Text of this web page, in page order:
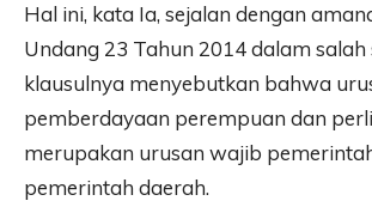
Hal ini, kata Ia, sejalan dengan
Undang 23 Tahun 2014 dalam salah
klausulnya menyebutkan bahwa
pemberdayaan perempuan dan
merupakan urusan wajib
pemerintah daerah.